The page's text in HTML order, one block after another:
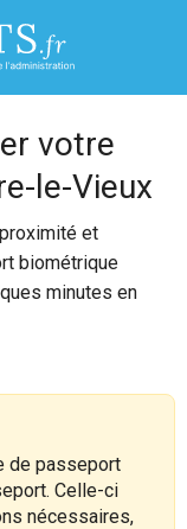
votre
le-Vieux
et
biométrique
minutes en
de passeport
Celle-ci
nécessaires,